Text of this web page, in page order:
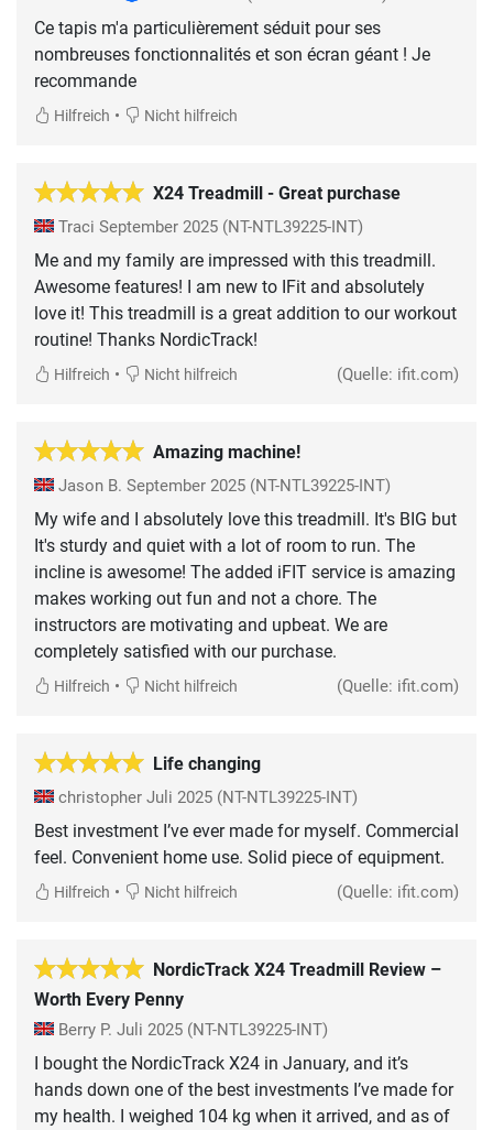
Ce tapis m'a particulièrement séduit pour ses
nombreuses fonctionnalités et son écran géant ! Je
recommande
Hilfreich • Nicht hilfreich
X24 Treadmill - Great purchase
Traci September 2025 (NT-NTL39225-INT)
Me and my family are impressed with this treadmill.
Awesome features! I am new to IFit and absolutely
love it! This treadmill is a great addition to our workout
routine! Thanks NordicTrack!
Hilfreich • Nicht hilfreich (Quelle: ifit.com)
Amazing machine!
Jason B. September 2025 (NT-NTL39225-INT)
My wife and I absolutely love this treadmill. It's BIG but
It's sturdy and quiet with a lot of room to run. The
incline is awesome! The added iFIT service is amazing
makes working out fun and not a chore. The
instructors are motivating and upbeat. We are
completely satisfied with our purchase.
Hilfreich • Nicht hilfreich (Quelle: ifit.com)
Life changing
christopher Juli 2025 (NT-NTL39225-INT)
Best investment I’ve ever made for myself. Commercial
feel. Convenient home use. Solid piece of equipment.
Hilfreich • Nicht hilfreich (Quelle: ifit.com)
NordicTrack X24 Treadmill Review –
Worth Every Penny
Berry P. Juli 2025 (NT-NTL39225-INT)
I bought the NordicTrack X24 in January, and it’s
hands down one of the best investments I’ve made for
my health. I weighed 104 kg when it arrived, and as of